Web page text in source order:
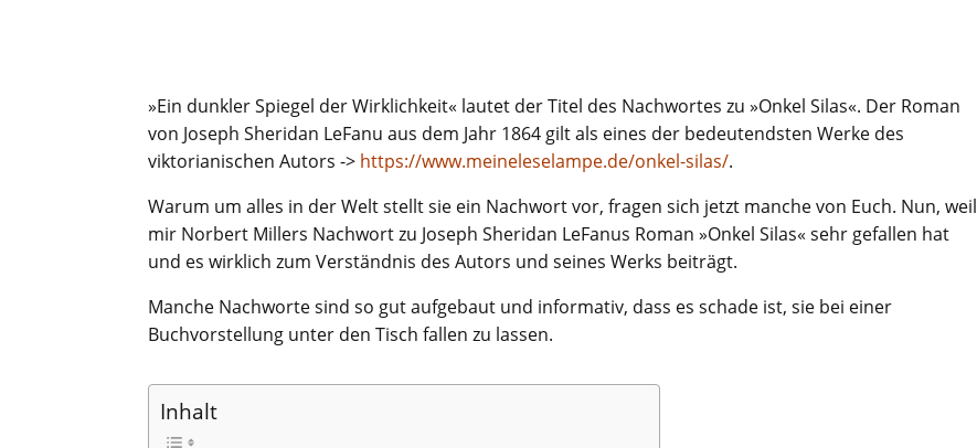
»Ein dunkler Spiegel der Wirklichkeit« lautet der Titel des Nachwortes zu »Onkel Silas«. Der Roman
von Joseph Sheridan LeFanu aus dem Jahr 1864 gilt als eines der bedeutendsten Werke des
viktorianischen Autors -> https://www.meineleselampe.de/onkel-silas/.
Warum um alles in der Welt stellt sie ein Nachwort vor, fragen sich jetzt manche von Euch. Nun, weil
mir Norbert Millers Nachwort zu Joseph Sheridan LeFanus Roman »Onkel Silas« sehr gefallen hat
und es wirklich zum Verständnis des Autors und seines Werks beiträgt.
Manche Nachworte sind so gut aufgebaut und informativ, dass es schade ist, sie bei einer
Buchvorstellung unter den Tisch fallen zu lassen.
Inhalt